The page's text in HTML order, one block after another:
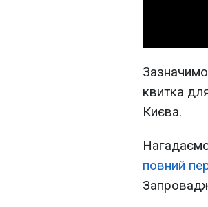
квитка
Києва.
повний